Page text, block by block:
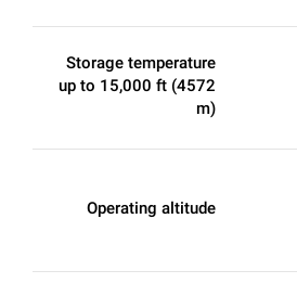
Storage temperature
up to 15,000 ft (4572
m)
Operating altitude